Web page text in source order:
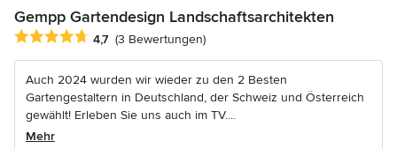
Gempp Gartendesign Landschaftsarchitekten
Durchschnittliche Bewertung: 4.7 von 5 Sternen
4,7 (3 Bewertungen)
Auch 2024 wurden wir wieder zu den 2 Besten
Gartengestaltern in Deutschland, der Schweiz und Österreich
gewählt! Erleben Sie uns auch im TV....
Mehr